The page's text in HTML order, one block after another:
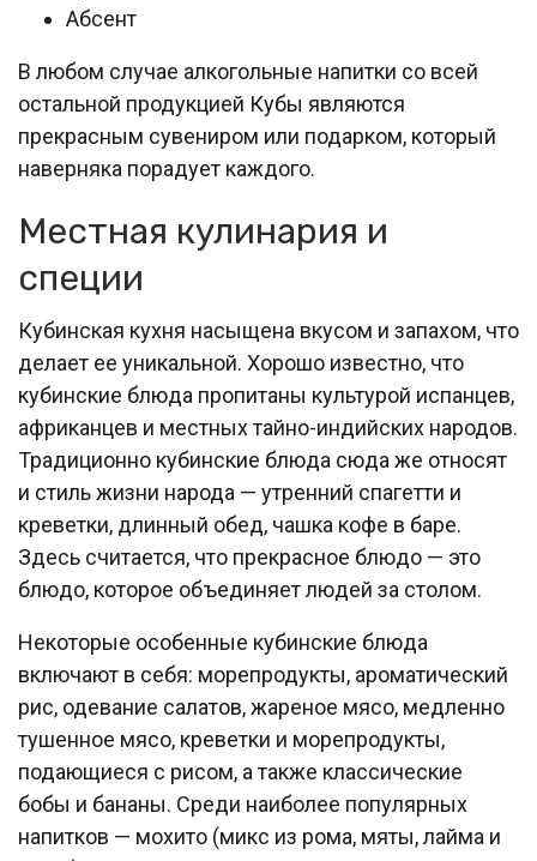
Абсент
В любом случае алкогольные напитки со всей
остальной продукцией Кубы являются
прекрасным сувениром или подарком, который
наверняка порадует каждого.
Местная кулинария и
специи
Кубинская кухня насыщена вкусом и запахом, что
делает ее уникальной. Хорошо известно, что
кубинские блюда пропитаны культурой испанцев,
африканцев и местных тайно-индийских народов.
Традиционно кубинские блюда сюда же относят
и стиль жизни народа — утренний спагетти и
креветки, длинный обед, чашка кофе в баре.
Здесь считается, что прекрасное блюдо — это
блюдо, которое объединяет людей за столом.
Некоторые особенные кубинские блюда
включают в себя: морепродукты, ароматический
рис, одевание салатов, жареное мясо, медленно
тушенное мясо, креветки и морепродукты,
подающиеся с рисом, а также классические
бобы и бананы. Среди наиболее популярных
напитков — мохито (микс из рома, мяты, лайма и